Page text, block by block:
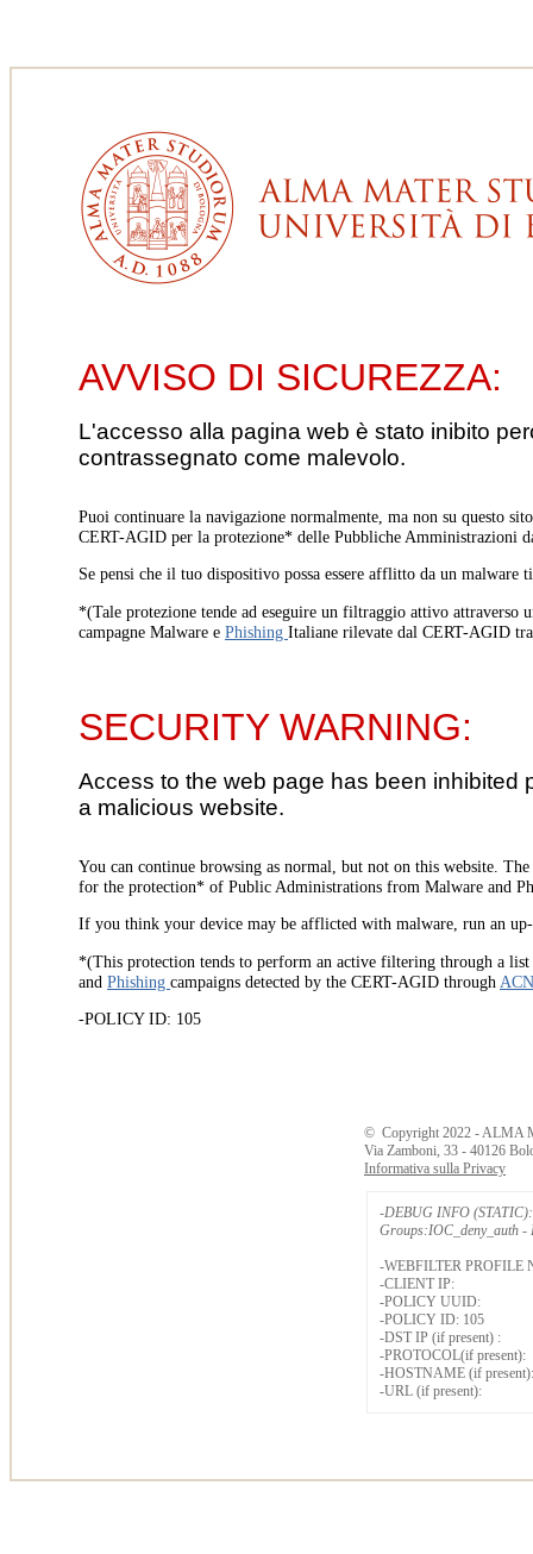
AVVISO DI SICUREZZA:
L'accesso alla pagina web è stato inibito
contrassegnato come malevolo.
Puoi continuare la navigazione normalmente, ma non su questo
CERT-AGID per la protezione* delle Pubbliche Amministrazioni
Se pensi che il tuo dispositivo possa essere afflitto da un
*(Tale protezione tende ad eseguire un filtraggio attivo
campagne Malware e Phishing Italiane rilevate dal CERT-AGID
SECURITY WARNING:
Access to the web page has been
a malicious website.
You can continue browsing as normal, but not on this website.
for the protection* of Public Administrations from Malware and
If you think your device may be afflicted with malware, run an
*(This protection tends to perform an active filtering through a
and Phishing campaigns detected by the CERT-AGID through
-POLICY ID: 105
© Copyright 2022 - ALMA
Via Zamboni, 33 - 40126
Informativa sulla Privacy
-DEBUG INFO (STATIC):
Groups:IOC_deny_auth -
-WEBFILTER PROFILE
-CLIENT IP:
-POLICY UUID:
-POLICY ID: 105
-DST IP (if present) :
-PROTOCOL(if present):
-HOSTNAME (if present):
-URL (if present):